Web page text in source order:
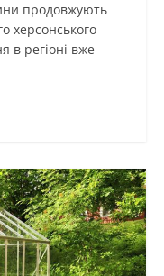
продовжують
херсонського
в регіоні вже